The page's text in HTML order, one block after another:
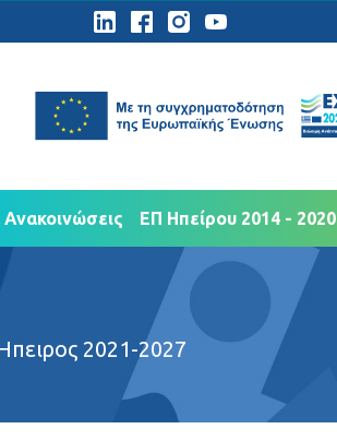
Νέα Ανακοινώσεις
ΕΠ Ηπείρου 2014 - 2020
2021-2027